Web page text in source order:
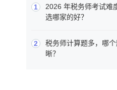
1
2026 年税务师考试难
选哪家的好？
2
税务师计算题多，哪
晰？